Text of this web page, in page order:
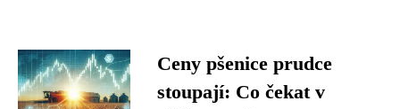
Ceny pšenice prudce
stoupají: Co čekat v